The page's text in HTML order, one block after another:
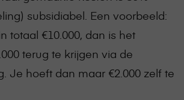
subsidiabel. Een voorbeeld:
totaal €10.000, dan is het
terug te krijgen via de
Je hoeft dan maar €2.000 zelf te